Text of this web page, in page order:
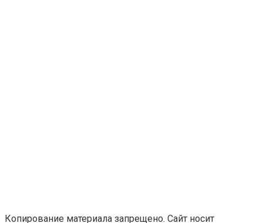
Копирование материала запрещено. Сайт носит